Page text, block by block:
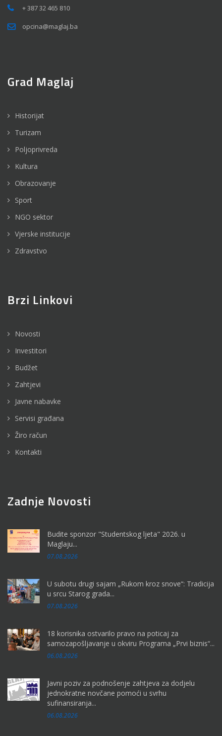
+ 387 32 465 810
opcina@maglaj.ba
Grad Maglaj
Historijat
Turizam
Poljoprivreda
Kultura
Obrazovanje
Sport
NGO sektor
Vjerske institucije
Zdravstvo
Brzi Linkovi
Novosti
Investitori
Budžet
Zahtjevi
Javne nabavke
Servisi građana
Žiro račun
Kontakti
Zadnje Novosti
Budite sponzor "Studentskog ljeta" 2026. u
Maglaju...
07.08.2026
U subotu drugi sajam „Rukom kroz snove“: Tradicija
u srcu Starog grada...
07.08.2026
18 korisnika ostvarilo pravo na poticaj za
samozapošljavanje u okviru Programa „Prvi biznis“...
06.08.2026
Javni poziv za podnošenje zahtjeva za dodjelu
jednokratne novčane pomoći u svrhu
sufinansiranja...
06.08.2026